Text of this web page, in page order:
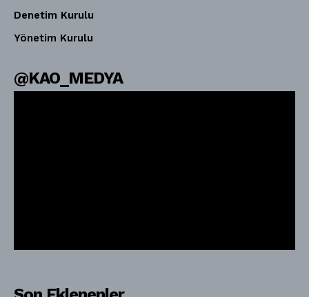
Denetim Kurulu
Yönetim Kurulu
@KAO_MEDYA